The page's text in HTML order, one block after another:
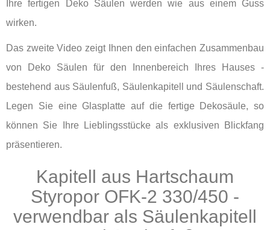
Ihre fertigen Deko Säulen werden wie aus einem Guss
wirken.
Das zweite Video zeigt Ihnen den einfachen Zusammenbau
von Deko Säulen für den Innenbereich Ihres Hauses -
bestehend aus Säulenfuß, Säulenkapitell und Säulenschaft.
Legen Sie eine Glasplatte auf die fertige Dekosäule, so
können Sie Ihre Lieblingsstücke als exklusiven Blickfang
präsentieren.
Kapitell aus Hartschaum
Styropor OFK-2 330/450 -
verwendbar als Säulenkapitell